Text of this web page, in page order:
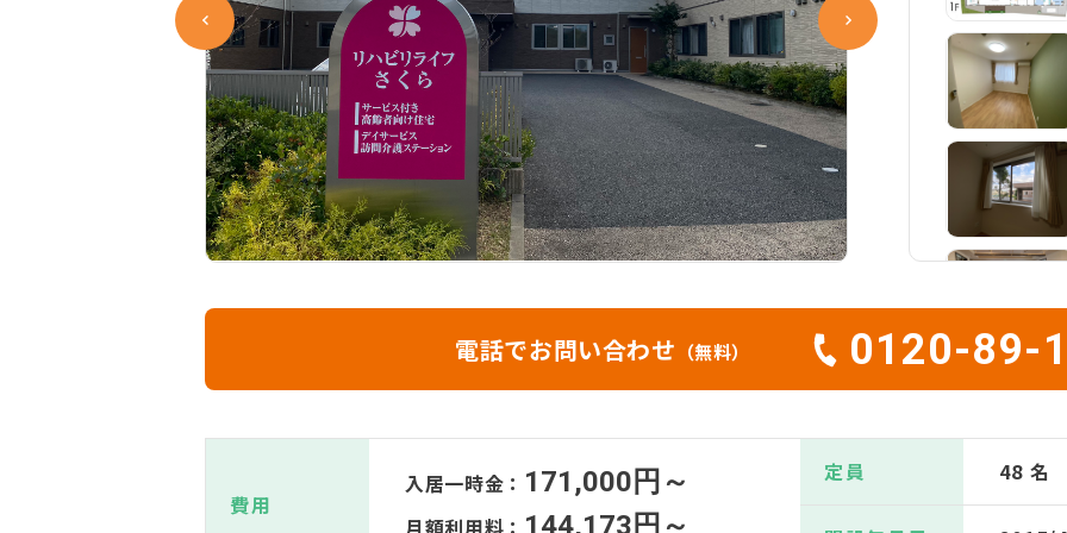
電話でお問い合わせ （無料） 0120-89-
費用
入居一時金： 171,000円～
月額利用料： 144,173円～
定員 48 名